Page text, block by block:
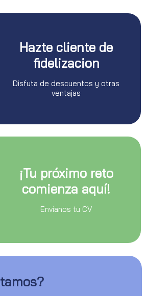
Hazte cliente de
fidelizacion
Disfuta de descuentos y otras
ventajas
¡Tu próximo reto
comienza aquí!
Envianos tu CV